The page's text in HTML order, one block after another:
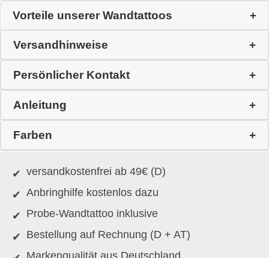
Vorteile unserer Wandtattoos
Versandhinweise
Persönlicher Kontakt
Anleitung
Farben
versandkostenfrei ab 49€ (D)
Anbringhilfe kostenlos dazu
Probe-Wandtattoo inklusive
Bestellung auf Rechnung (D + AT)